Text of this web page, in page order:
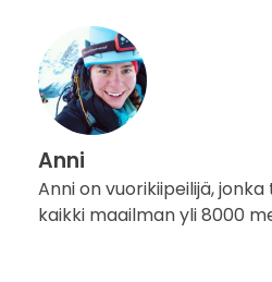
Anni
Anni on vuorikiipeilijä,
kaikki maailman yli 8000